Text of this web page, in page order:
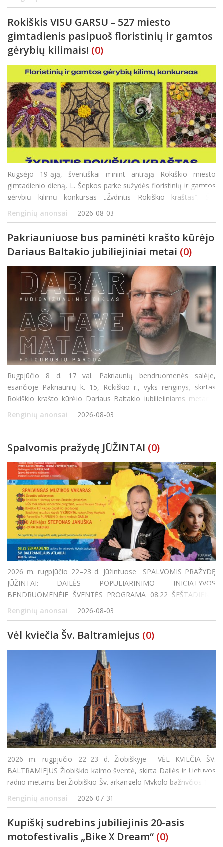
Rokiškis VISU GARSU – 527 miesto
gimtadienis pasipuoš floristinių ir gamtos
gėrybių kilimais! (0)
Rugsėjo 19-ąją, šventiškai minint antrąją Rokiškio miesto
gimtadienio dieną, L. Šepkos parke sužydės floristinių ir gamtos
gėrybių kilimų konkursas „Žydintis Rokiškio kraštas“. Šio
konkurso tikslas – ne tik pasigrožėti gamtos dovano
Renginių anonsai 2026-08-03
Pakriauniuose bus paminėti krašto kūrėjo
Dariaus Baltakio jubiliejiniai metai (0)
Rugpjūčio 8 d. 17 val. Pakriaunių bendruomenės salėje,
esančioje Pakriaunių k. 15, Rokiškio r., vyks renginys, skirtas
Rokiškio krašto kūrėjo Dariaus Baltakio jubiliejiniams metams
paminėti. Susirinkusieji galės išvysti audiovizualinio ciklo „Dabar“
fotodrobi
Renginių anonsai 2026-08-03
Spalvomis pražydę JŪŽINTAI (0)
2026 m. rugpjūčio 22–23 d. Jūžintuose SPALVOMIS PRAŽYDĘ
JŪŽINTAI: DAILĖS POPULIARINIMO INICIATYVOS
BENDRUOMENĖJE ŠVENTĖS PROGRAMA 08.22 ŠEŠTADIENIS
Jūžinto ežero paplūdimyje SPALVINGA JUDESIO IR AZARTO
ERDVĖ 8:00–12:00 Žvejybos varžybos Išankstinė r
Renginių anonsai 2026-08-03
Vėl kviečia Šv. Baltramiejus (0)
2026 m. rugpjūčio 22–23 d. Žiobiškyje VĖL KVIEČIA ŠV.
BALTRAMIEJUS Žiobiškio kaimo šventė, skirta Dailės ir Lietuvos
radijo metams bei Žiobiškio Šv. arkangelo Mykolo bažnyčios 115
metų sukakčiai paminėti Rugpjūčio 22 d. Buvusioje klebonijoje
Renginių anonsai 2026-07-31
Kupiškį sudrebins jubiliejinis 20-asis
motofestivalis „Bike X Dream“ (0)